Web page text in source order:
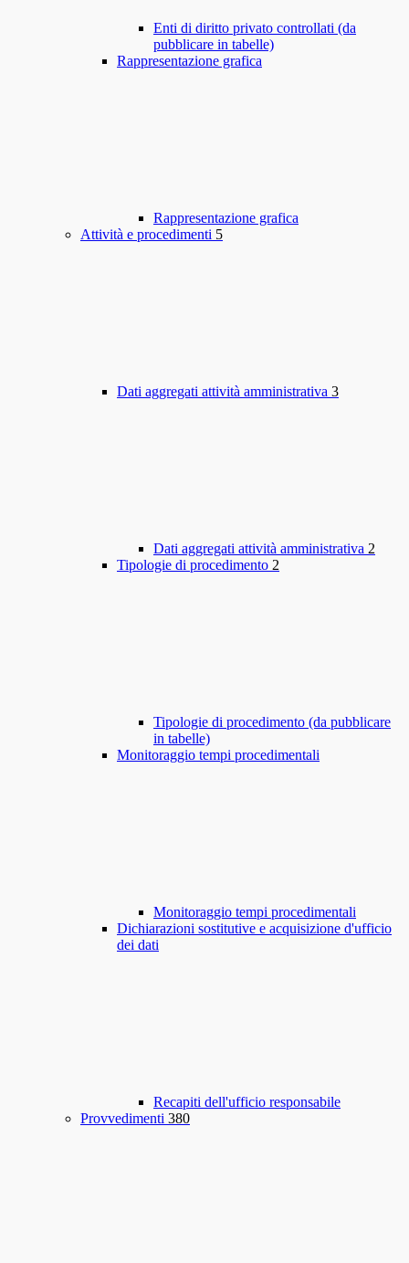
Enti di diritto privato controllati (da
pubblicare in tabelle)
Rappresentazione grafica
Rappresentazione grafica
Attività e procedimenti 5
Dati aggregati attività amministrativa 3
Dati aggregati attività amministrativa 2
Tipologie di procedimento 2
Tipologie di procedimento (da pubblicare
in tabelle)
Monitoraggio tempi procedimentali
Monitoraggio tempi procedimentali
Dichiarazioni sostitutive e acquisizione d'ufficio
dei dati
Recapiti dell'ufficio responsabile
Provvedimenti 380